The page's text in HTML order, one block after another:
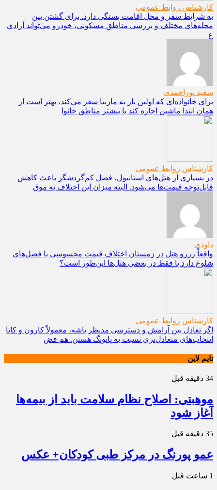
کارشناس روابط عمومی
به شرایط سفر و محل اقامت بستگی دارد. برای گشتن بین
محله‌های مختلف و بررسی مناطق مسکونی، خودرو می‌تواند آزادی
ع
سعید پوراحمدی
برای خانواده‌ای که اولین بار به ماربیا سفر می‌کند، بهتر است از
همان ابتدا ماشین اجاره کند یا بیشتر مناطق خانوا
کارشناس روابط عمومی
در بسیاری از هتل‌های استانبول، فصل کم‌گردشگر باعث کاهش
قابل‌توجه قیمت‌ها می‌شود. البته میزان این اختلاف به موق
داودی
واقعاً رزرو هتل در زمستان اختلاف قیمت محسوسی با فصل‌های
شلوغ دارد یا فقط در بعضی هتل‌ها این‌طور است؟
کارشناس روابط عمومی
اگر تعادل بین آرامش و دسترسی مدنظر باشه، معمولاً کارون و کاتا
انتخاب‌های متعادل‌تری نسبت به پاتونگ هستن. هم فض
تایم لاین
34 دقیقه قبل
موهبتی: اصلاح نظام سلامت باید از بیمه‌ها
آغاز شود
35 دقیقه قبل
عمو پورنگ در مرکز طبی کودکان+ عکس
1 ساعت قبل